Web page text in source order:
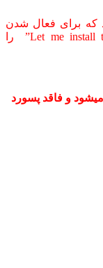
برای فعال شدن
کلید نصب، گزینه “Let me install this experimental add-on” را
و فاقد پسورد